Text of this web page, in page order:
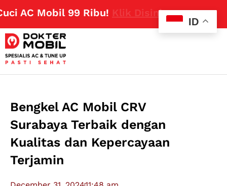
Mobil 99 Ribu!Klik Disini
Bengkel AC Mobil CRV
Surabaya Terbaik dengan
Kualitas dan Kepercayaan
Terjamin
ID